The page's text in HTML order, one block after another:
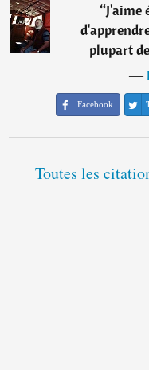
“J'aime
plupart
―
Facebook
Toutes les